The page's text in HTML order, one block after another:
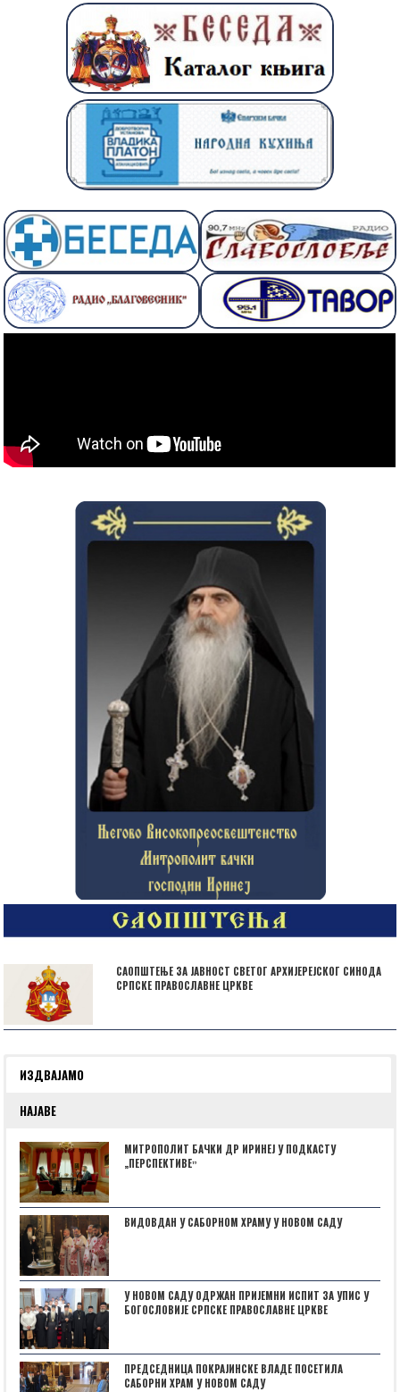
САОПШТЕЊЕ ЗА ЈАВНОСТ СВЕТОГ АРХИЈЕРЕЈСКОГ СИНОДА
СРПСКЕ ПРАВОСЛАВНЕ ЦРКВЕ
ИЗДВАЈАМО
НАЈАВЕ
МИТРОПОЛИТ БАЧКИ ДР ИРИНЕЈ У ПОДКАСТУ
„ПЕРСПЕКТИВЕˮ
ВИДОВДАН У САБОРНОМ ХРАМУ У НОВОМ САДУ
У НОВОМ САДУ ОДРЖАН ПРИЈЕМНИ ИСПИТ ЗА УПИС У
БОГОСЛОВИЈЕ СРПСКЕ ПРАВОСЛАВНЕ ЦРКВЕ
ПРЕДСЕДНИЦА ПОКРАЈИНСКЕ ВЛАДЕ ПОСЕТИЛА
САБОРНИ ХРАМ У НОВОМ САДУ